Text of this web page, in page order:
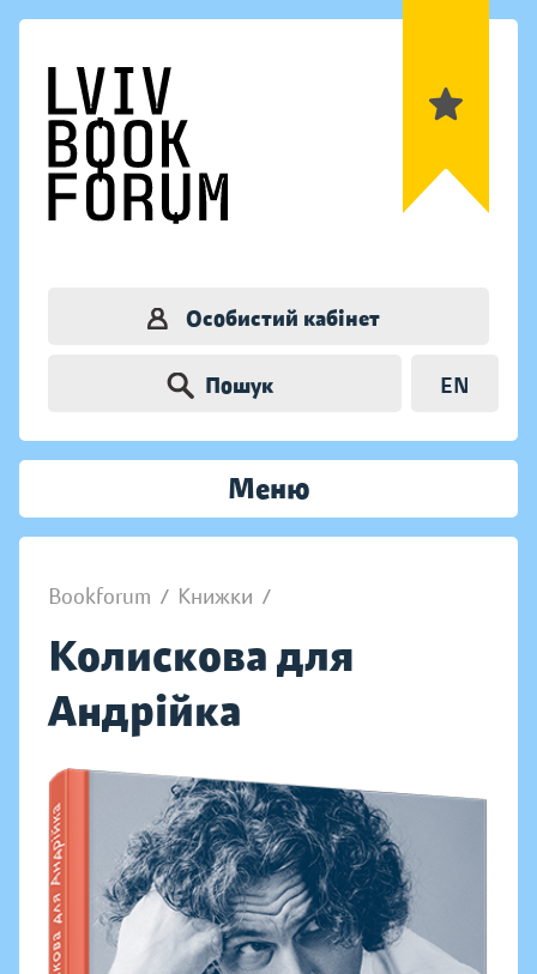
Особистий кабінет
Пошук EN
Меню
Bookforum / Книжки /
Колискова для
Андрійка